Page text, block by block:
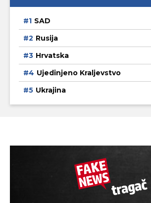
SAD
Rusija
Hrvatska
Ujedinjeno Kraljevstvo
Ukrajina